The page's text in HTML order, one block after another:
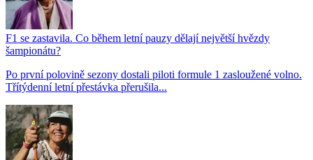
F1 se zastavila. Co během letní pauzy dělají největší hvězdy
šampionátu?
Po první polovině sezony dostali piloti formule 1 zasloužené volno.
Třítýdenní letní přestávka přerušila...